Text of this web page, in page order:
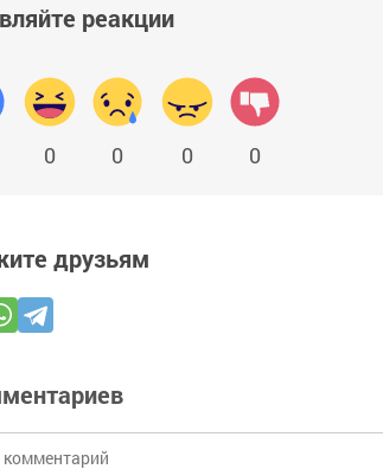
реакции
0 0 0 0
друзьям